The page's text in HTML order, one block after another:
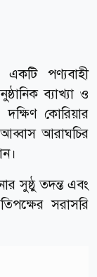
একটি পণ্যবাহী
ব্যাখ্যা ও
দক্ষিণ কোরিয়ার
আব্বাস আরাঘচির
সুষ্ঠু তদন্ত এবং
সরাসরি